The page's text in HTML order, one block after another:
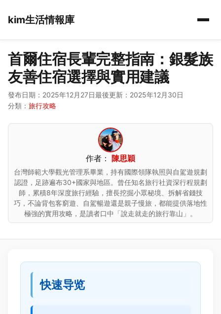
kim生活情報庫
首爾住宿長輩完整指南：銀髮族
友善住宿選擇與實用建議
發布日期：2025年12月27日最後更新：2025年12月30日
分類： 旅行攻略
作者： 陳思穎
台灣師範大學觀光管理系畢業，持有國際領隊執照與自駕遊規劃
認證，足跡遍布30+國家與地區。曾任知名旅行社資深行程規劃
師，累積8年深度旅行經驗，擅長挖掘小眾秘境、拆解省錢技
巧，不論背包客窮遊、自駕暢遊還是親子慢旅，都能提供落地性
極強的實用攻略，是讀者口中「說走就走的旅行靠山」。
快速导览